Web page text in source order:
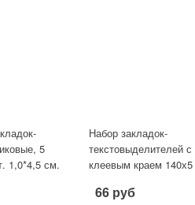
5
1,0*4,5 см.
Набор закладок-
текстовыделителей с
клеевым краем
флуоресцентные
66 руб